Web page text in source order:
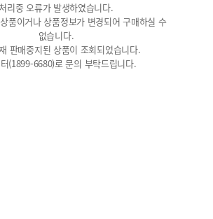
처리중 오류가 발생하였습니다.
품이거나 상품정보가 변경되어 구매하실 수
없습니다.
판매중지된 상품이 조회되었습니다.
(1899-6680)로 문의 부탁드립니다.